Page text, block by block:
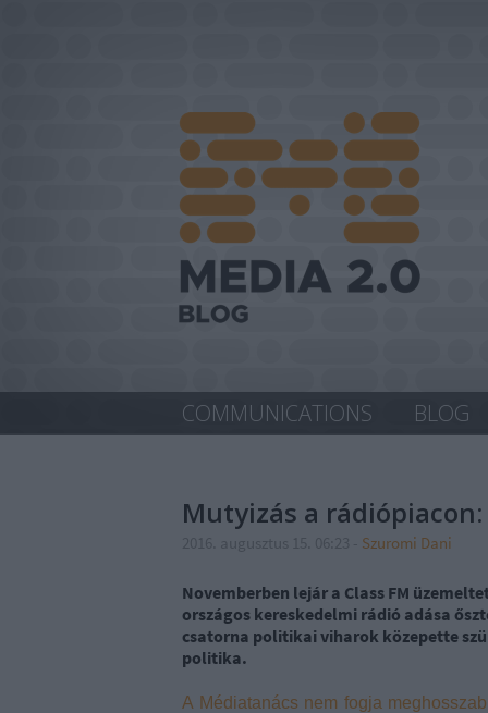
COMMUNICATIONS BLOG
Mutyizás a
Szuromi Dani
Novemberben lejár a Class FM
országos kereskedelmi rádió adása
csatorna politikai viharok közepette
politika.
A Médiatanács nem fogja